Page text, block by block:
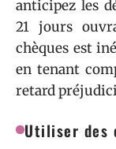
anticipez les
21 jours
chèques est
en tenant
retard
Utiliser des